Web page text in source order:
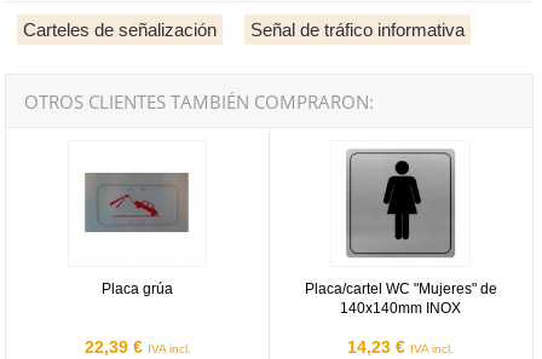
Carteles de señalización Señal de tráfico informativa
OTROS CLIENTES TAMBIÉN COMPRARON:
Placa grúa
22,39 € IVA incl.
Placa/cartel WC "Mujeres" de
140x140mm INOX
14,23 € IVA incl.